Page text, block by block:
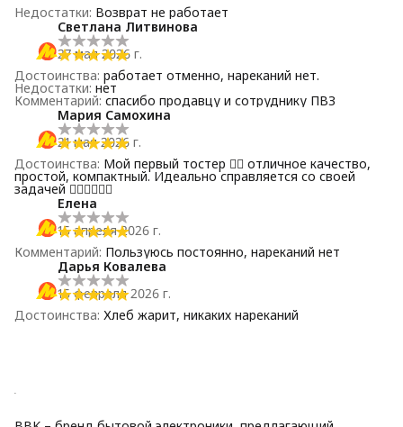
Недостатки: Возврат не работает
Светлана Литвинова
27 мая 2026 г.
Достоинства: работает отменно, нареканий нет.
Недостатки: нет
Комментарий: спасибо продавцу и сотруднику ПВЗ
Мария Самохина
21 мая 2026 г.
Достоинства: Мой первый тостер ❤️‍🔥 отличное качество,
простой, компактный. Идеально справляется со своей
задачей ❤️‍🔥❤️‍🔥❤️‍🔥
Елена
15 апреля 2026 г.
Комментарий: Пользуюсь постоянно, нареканий нет
Дарья Ковалева
15 февраля 2026 г.
Достоинства: Хлеб жарит, никаких нареканий